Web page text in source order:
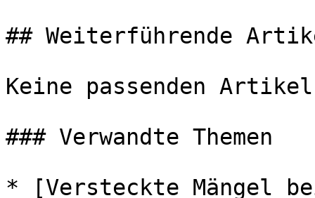
## Weiterführende
Keine passenden
### Verwandte Themen
* [Versteckte Mängel